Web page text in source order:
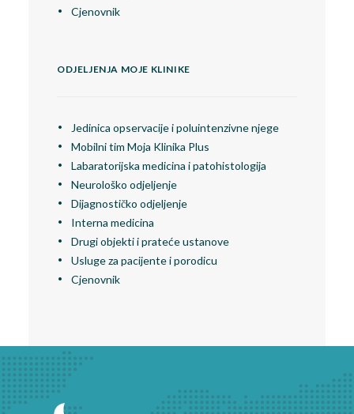
Cjenovnik
ODJELJENJA MOJE KLINIKE
Jedinica opservacije i poluintenzivne njege
Mobilni tim Moja Klinika Plus
Labaratorijska medicina i patohistologija
Neurološko odjeljenje
Dijagnostičko odjeljenje
Interna medicina
Drugi objekti i prateće ustanove
Usluge za pacijente i porodicu
Cjenovnik